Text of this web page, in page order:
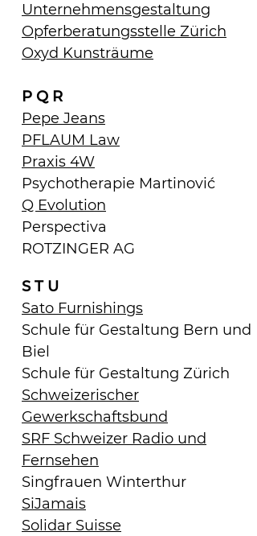
Unternehmensgestaltung
Opferberatungsstelle Zürich
Oxyd Kunsträume
P Q R
Pepe Jeans
PFLAUM Law
Praxis 4W
Psychotherapie Martinović
Q Evolution
Perspectiva
ROTZINGER AG
S T U
Sato Furnishings
Schule für Gestaltung Bern und
Biel
Schule für Gestaltung Zürich
Schweizerischer
Gewerkschaftsbund
SRF Schweizer Radio und
Fernsehen
Singfrauen Winterthur
SiJamais
Solidar Suisse